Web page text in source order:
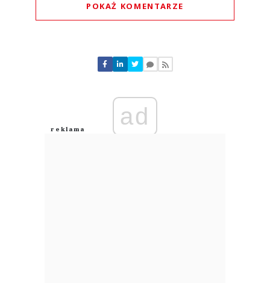
POKAŻ KOMENTARZE
Nie znaleziono komentarzy
Zostaw swoje komentarze
Anuluj
ad